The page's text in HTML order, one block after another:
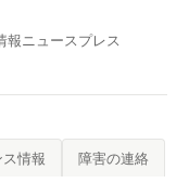
報ニュースプレス
ス情報 障害の連絡